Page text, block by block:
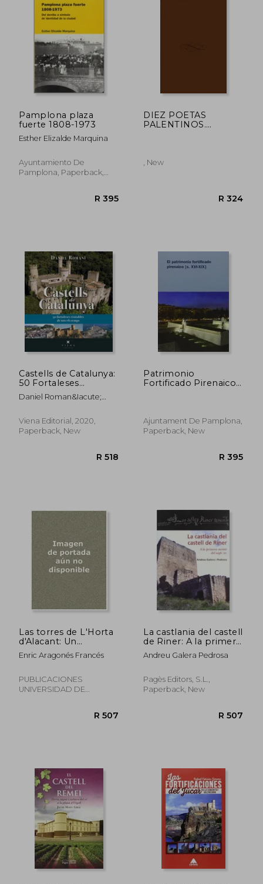
R 626
Pamplona plaza
fuerte 1808-1973
Esther Elizalde Marquina
Ayuntamiento De
Pamplona, Paperback,
DIEZ POETAS
PALENTINOS.
pa
, New
Castells de Catalunya:
50 Fortaleses
Visitables de Tots els
Temps
Daniel Roman&Iacute;
Viena Editorial, 2020,
Paperback, New
Patrimonio
Fortificado Pirenaico
Ajuntament De Pamplona,
Paperback, New
Las torres de L'Horta
d'Alacant: Un
patrimonio singular
(Col·lecció L'Ordit)
Enric Aragonés Francés
PUBLICACIONES
UNIVERSIDAD DE
La castlania del castell
de Riner: A la primera
meitat del segle XIV
(Estudis i Textos del
Andreu Galera Pedrosa
Pagès Editors, S.L.,
Paperback, New